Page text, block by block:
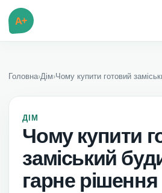
A+
Головна›Дім›Чому купити готовий
ДІМ
Чому купити
заміський
гарне рішення